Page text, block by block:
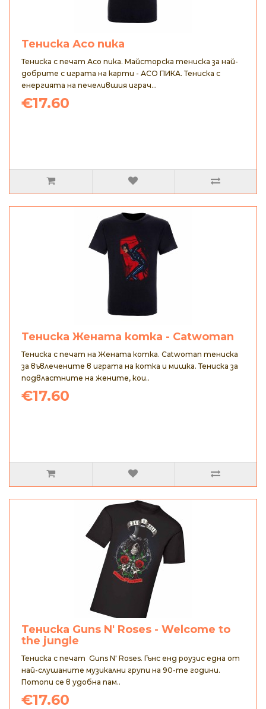
Тениска Асо пика
Тениска с печат Асо пика. Майсторска тениска за най-
добрите с играта на карти - АСО ПИКА. Тениска с
енергията на печелившия играч...
€17.60
Тениска Жената котка - Catwoman
Тениска с печат на Жената котка. Catwoman тениска
за въвлечените в играта на котка и мишка. Тениска за
подвластните на жените, кои..
€17.60
Тениска Guns N' Roses - Welcome to
the jungle
Тениска с печат Guns N' Roses. Гънс енд роузис една от
най-слушаните музикални групи на 90-те години.
Потопи се в удобна пам..
€17.60